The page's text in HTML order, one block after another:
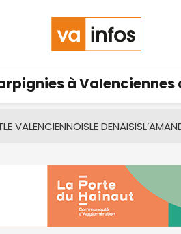
à Valenciennes
LE VALENCIENNOISLE DENAISIS